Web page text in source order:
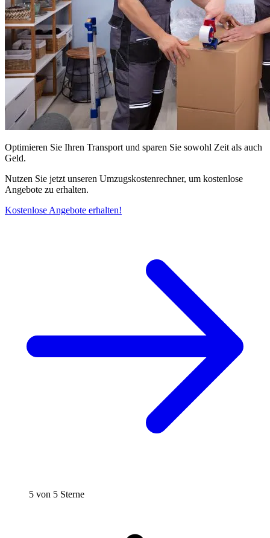
Optimieren Sie Ihren Transport und sparen Sie sowohl Zeit als auch
Geld.
Nutzen Sie jetzt unseren Umzugskostenrechner, um kostenlose
Angebote zu erhalten.
Kostenlose Angebote erhalten!
5 von 5 Sterne